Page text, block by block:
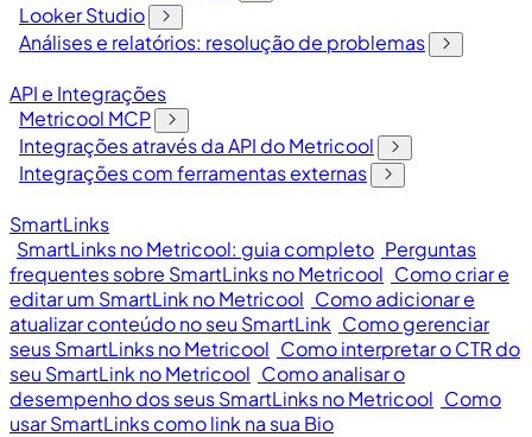
Looker Studio
Análises e relatórios: resolução de problemas
API e Integrações
Metricool MCP
Integrações através da API do Metricool
Integrações com ferramentas externas
SmartLinks
SmartLinks no Metricool: guia completo Perguntas
frequentes sobre SmartLinks no Metricool Como criar e
editar um SmartLink no Metricool Como adicionar e
atualizar conteúdo no seu SmartLink Como gerenciar
seus SmartLinks no Metricool Como interpretar o CTR do
seu SmartLink no Metricool Como analisar o
desempenho dos seus SmartLinks no Metricool Como
usar SmartLinks como link na sua Bio